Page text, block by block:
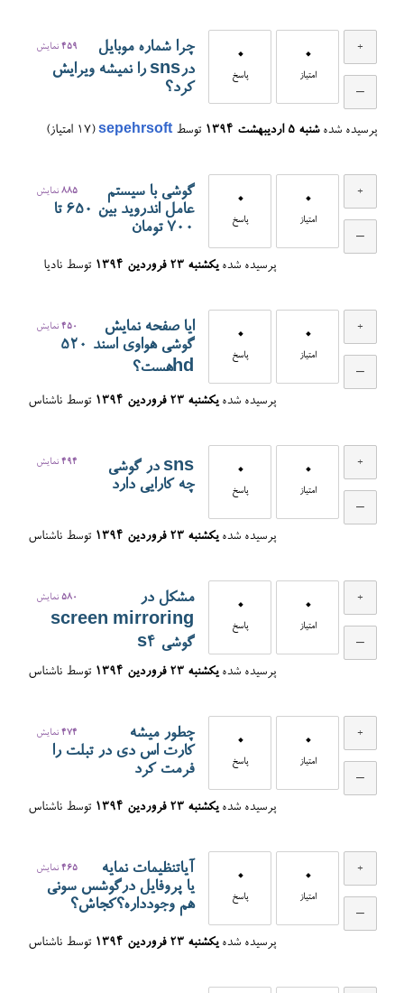
0
امتیاز
0
پاسخ
459 نمایش
چرا شماره موبایل
درsns را نمیشه ویرایش
کرد؟
پرسیده شده شنبه ۵ اردیبهشت ۱۳۹۴ توسط sepehrsoft
(
17 امتیاز)
0
امتیاز
0
پاسخ
885 نمایش
گوشی با سیستم
عامل اندروید بین 650 تا
700 تومان
پرسیده شده یکشنبه ۲۳ فروردین ۱۳۹۴ توسط نادیا
0
امتیاز
0
پاسخ
450 نمایش
ایا صفحه نمایش
گوشی هواوی اسند 520
hdهست؟
پرسیده شده یکشنبه ۲۳ فروردین ۱۳۹۴ توسط ناشناس
0
امتیاز
0
پاسخ
494 نمایش
sns در گوشی
چه کارایی دارد
پرسیده شده یکشنبه ۲۳ فروردین ۱۳۹۴ توسط ناشناس
0
امتیاز
0
پاسخ
580 نمایش
مشکل در
screen mirroring
گوشی s4
پرسیده شده یکشنبه ۲۳ فروردین ۱۳۹۴ توسط ناشناس
0
امتیاز
0
پاسخ
474 نمایش
چطور میشه
کارت اس دی در تبلت را
فرمت کرد
پرسیده شده یکشنبه ۲۳ فروردین ۱۳۹۴ توسط ناشناس
0
امتیاز
0
پاسخ
465 نمایش
آیاتنظیمات نمایه
یا پروفایل درگوشس سونی
هم وجودداره؟کجاش؟
پرسیده شده یکشنبه ۲۳ فروردین ۱۳۹۴ توسط ناشناس